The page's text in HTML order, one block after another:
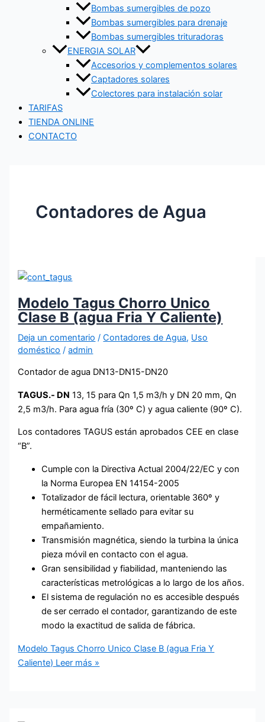
Bombas sumergibles de pozo
Bombas sumergibles para drenaje
Bombas sumergibles trituradoras
ENERGIA SOLAR
Accesorios y complementos solares
Captadores solares
Colectores para instalación solar
TARIFAS
TIENDA ONLINE
CONTACTO
Contadores de Agua
Modelo Tagus Chorro Unico
Clase B (agua Fria Y Caliente)
Deja un comentario /Contadores de Agua, Uso
doméstico /admin
Contador de agua DN13-DN15-DN20
TAGUS.- DN 13, 15 para Qn 1,5 m3/h y DN 20 mm, Qn
2,5 m3/h. Para agua fría (30º C) y agua caliente (90º C).
Los contadores TAGUS están aprobados CEE en clase
“B”.
Cumple con la Directiva Actual 2004/22/EC y con
la Norma Europea EN 14154-2005
Totalizador de fácil lectura, orientable 360º y
herméticamente sellado para evitar su
empañamiento.
Transmisión magnética, siendo la turbina la única
pieza móvil en contacto con el agua.
Gran sensibilidad y fiabilidad, manteniendo las
características metrológicas a lo largo de los años.
El sistema de regulación no es accesible después
de ser cerrado el contador, garantizando de este
modo la exactitud de salida de fábrica.
Modelo Tagus Chorro Unico Clase B (agua Fria Y
Caliente) Leer más »